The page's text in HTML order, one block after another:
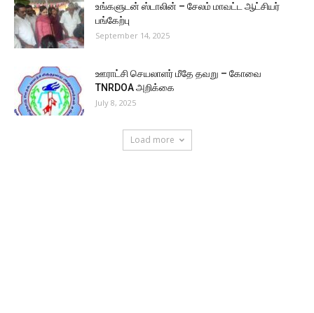
உங்களுடன் ஸ்டாலின் – சேலம் மாவட்ட ஆட்சியர்
பங்கேற்பு
September 14, 2025
ஊராட்சி செயலாளர் மீதே தவறு – கோவை
TNRDOA அறிக்கை
July 8, 2025
Load more